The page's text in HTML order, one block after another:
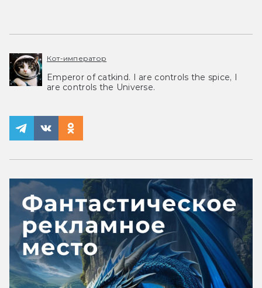
Кот-император
Emperor of catkind. I are controls the spice, I
are controls the Universe.